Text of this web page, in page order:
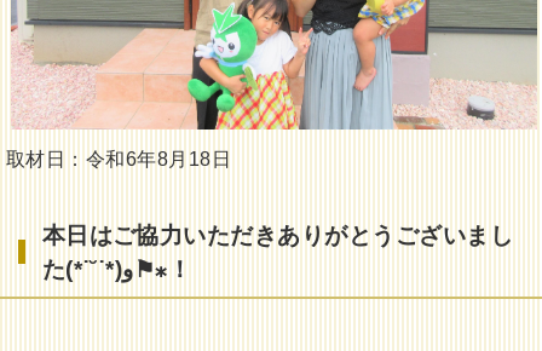
取材日：令和6年8月18日
本日はご協力いただきありがとうございまし
た(*˙˘˙*)و⚑⁎！